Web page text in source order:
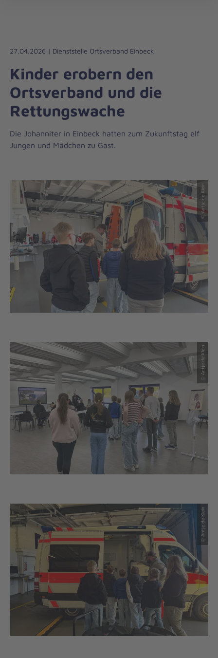
27.04.2026 | Dienststelle Ortsverband Einbeck
Kinder erobern den
Ortsverband und die
Rettungswache
Die Johanniter in Einbeck hatten zum Zukunftstag elf
Jungen und Mädchen zu Gast.
© Antje de Klein
© Antje de Klein
© Antje de Klein